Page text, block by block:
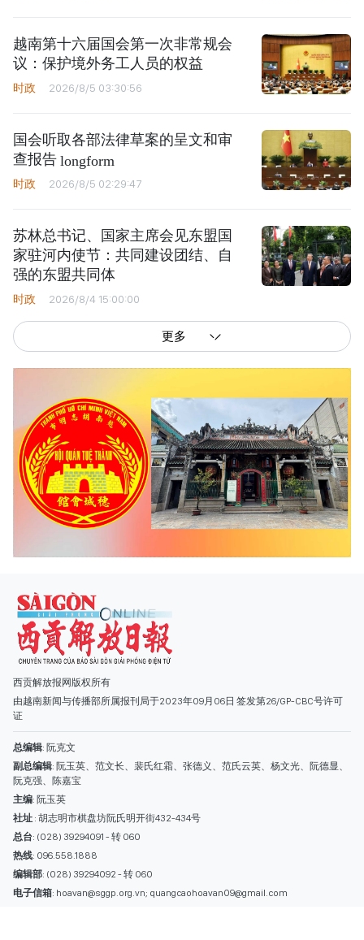
越南第十六届国会第一次非常规会
议：保护境外务工人员的权益
时政 2026/8/5 03:30:56
国会听取各部法律草案的呈文和审
查报告 longform
时政 2026/8/5 02:29:47
苏林总书记、国家主席会见东盟国
家驻河内使节：共同建设团结、自
强的东盟共同体
时政 2026/8/4 15:00:00
更多
西贡解放报网版权所有
由越南新闻与传播部所属报刊局于2023年09月06日 签发第26/GP-CBC号许可
副总编辑: 阮玉英、范文长、裴氏红霜、张德义、范氏云英、杨文光、阮德显、
阮克强、陈嘉宝
主编: 阮玉英
社址: 胡志明市棋盘坊阮氏明开街432-434号
总台: (028) 39294091 - 转 060
热线: 096.558.1888
编辑部: (028) 39294092 - 转 060
电子信箱
广告部
(028) 38334185
quangcaohoavan09@gmail.com;
类别